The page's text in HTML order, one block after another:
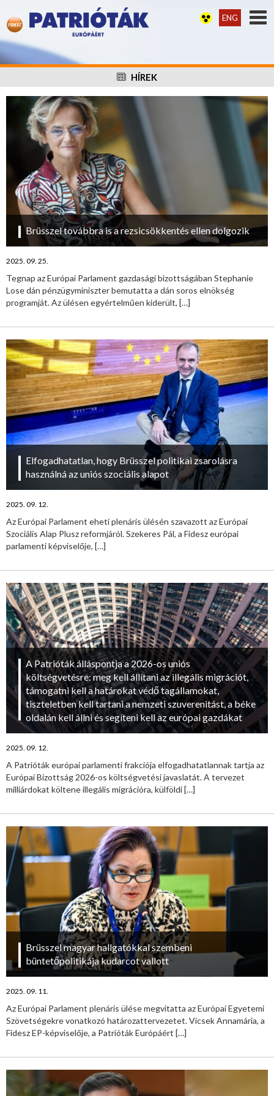
ENG
HÍREK
Brüsszel továbbra is a rezsicsökkentés ellen dolgozik
2025. 09. 25.
Tegnap az Európai Parlament gazdasági bizottságában Stephanie
Lose dán pénzügyminiszter bemutatta a dán soros elnökség
programját. Az ülésen egyértelműen kiderült, […]
Elfogadhatatlan, hogy Brüsszel politikai zsarolásra
használná az uniós szociális alapot
2025. 09. 12.
Az Európai Parlament eheti plenáris ülésén szavazott az Európai
Szociális Alap Plusz reformjáról. Szekeres Pál, a Fidesz európai
parlamenti képviselője, […]
A Patrióták álláspontja a 2026-os uniós
költségvetésre: meg kell állítani az illegális migrációt,
támogatni kell a határokat védő tagállamokat,
tiszteletben kell tartani a nemzeti szuverenitást, a béke
oldalán kell állni és segíteni kell az európai gazdákat
2025. 09. 12.
A Patrióták európai parlamenti frakciója elfogadhatatlannak tartja az
Európai Bizottság 2026-os költségvetési javaslatát. A tervezet
milliárdokat költene illegális migrációra, külföldi[…]
Brüsszel magyar hallgatókkal szembeni
büntetőpolitikája kudarcot vallott
2025. 09. 11.
Az Európai Parlament plenáris ülése megvitatta az Európai Egyetemi
Szövetségekre vonatkozó határozattervezetet. Vicsek Annamária, a
Fidesz EP-képviselője, a Patrióták Európáért […]